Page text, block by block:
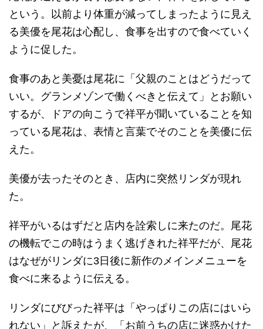
という。以前より体重が減ってしまったように見え
る美優を尾花は心配し、食事を出すので食べていく
ように促した。
食事のあと美憂は尾花に「父親のことはどうだって
いい。グランメゾンで働くべきと伝えて」とお願い
するが、ドアの向こうで祥平が聞いていることを知
っている尾花は、表情と言葉でそのことを美優に伝
えた。
美優が去ったそのとき、店内に突然リンダが現れ
た。
祥平がいるはずだと店内を詮索しに来たのだ。尾花
の機転でこの時はうまく逃げきれた祥平だが、尾花
はなぜがリンダに3日後に新作のメインメニューを
食べに来るように伝える。
リンダにびびった祥平は「やっぱりこの店にはいら
れない」と訴えたが、「お前うちの店に迷惑かけた